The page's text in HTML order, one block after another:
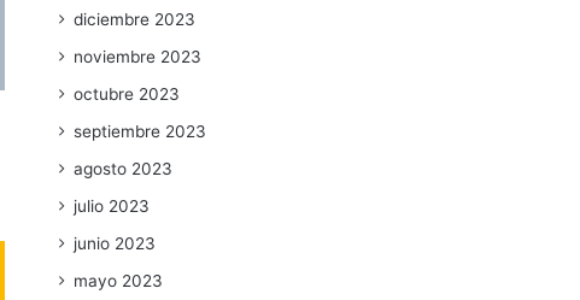
diciembre 2023
noviembre 2023
octubre 2023
septiembre 2023
agosto 2023
julio 2023
junio 2023
mayo 2023